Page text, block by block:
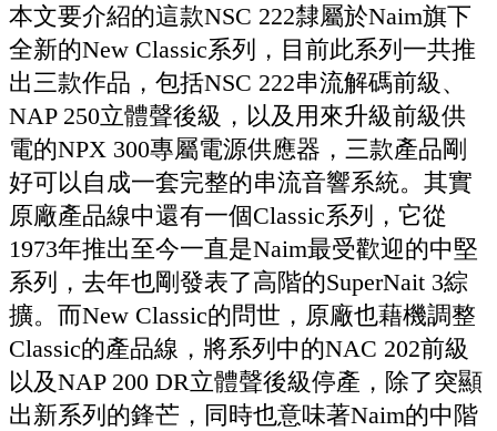
本文要介紹的這款NSC 222隸屬於Naim旗下
全新的New Classic系列，目前此系列一共推
出三款作品，包括NSC 222串流解碼前級、
NAP 250立體聲後級，以及用來升級前級供
電的NPX 300專屬電源供應器，三款產品剛
好可以自成一套完整的串流音響系統。其實
原廠產品線中還有一個Classic系列，它從
1973年推出至今一直是Naim最受歡迎的中堅
系列，去年也剛發表了高階的SuperNait 3綜
擴。而New Classic的問世，原廠也藉機調整
Classic的產品線，將系列中的NAC 202前級
以及NAP 200 DR立體聲後級停產，除了突顯
出新系列的鋒芒，同時也意味著Naim的中階